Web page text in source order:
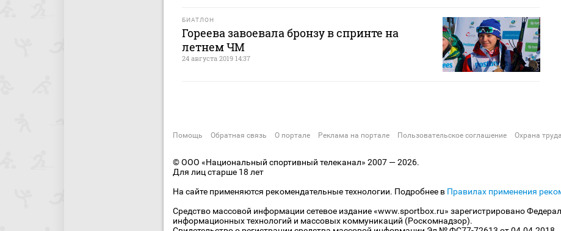
БИАТЛОН
Гореева завоевала бронзу в спринте на
летнем ЧМ
24 августа 2019 14:37
Помощь Обратная связь О портале Реклама на портале Пользовательское соглашение Охрана труда
© ООО «Национальный спортивный телеканал» 2007 — 2026.
Для лиц старше 18 лет
На сайте применяются рекомендательные технологии. Подробнее в Правилах применения
Средство массовой информации сетевое издание «www.sportbox.ru» зарегистрировано
информационных технологий и массовых коммуникаций (Роскомнадзор).